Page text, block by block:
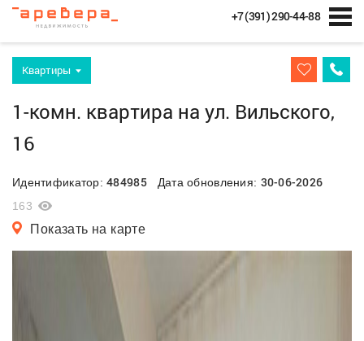
+7 (391) 290-44-88
Квартиры
1-комн. квартира на ул. Вильского,
16
Идентификатор:484985Дата обновления: 30-06-2026
163
Показать на карте